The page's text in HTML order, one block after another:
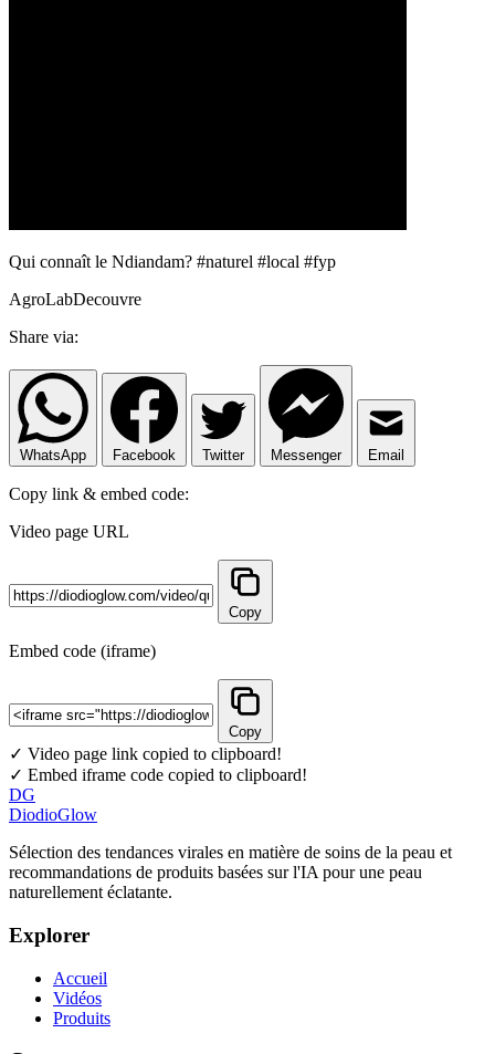
Qui connaît le Ndiandam? #naturel #local #fyp
AgroLabDecouvre
Share via:
WhatsApp Facebook Twitter Messenger Email
Copy link & embed code:
Video page URL
Copy
Embed code (iframe)
Copy
✓ Video page link copied to clipboard!
✓ Embed iframe code copied to clipboard!
DG
DiodioGlow
Sélection des tendances virales en matière de soins de la peau et
recommandations de produits basées sur l'IA pour une peau
naturellement éclatante.
Explorer
Accueil
Vidéos
Produits